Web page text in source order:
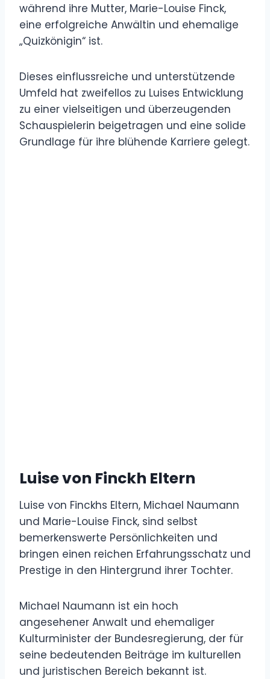
während ihre Mutter, Marie-Louise Finck,
eine erfolgreiche Anwältin und ehemalige
„Quizkönigin“ ist.
Dieses einflussreiche und unterstützende
Umfeld hat zweifellos zu Luises Entwicklung
zu einer vielseitigen und überzeugenden
Schauspielerin beigetragen und eine solide
Grundlage für ihre blühende Karriere gelegt.
Luise von Finckh Eltern
Luise von Finckhs Eltern, Michael Naumann
und Marie-Louise Finck, sind selbst
bemerkenswerte Persönlichkeiten und
bringen einen reichen Erfahrungsschatz und
Prestige in den Hintergrund ihrer Tochter.
Michael Naumann ist ein hoch
angesehener Anwalt und ehemaliger
Kulturminister der Bundesregierung, der für
seine bedeutenden Beiträge im kulturellen
und juristischen Bereich bekannt ist.